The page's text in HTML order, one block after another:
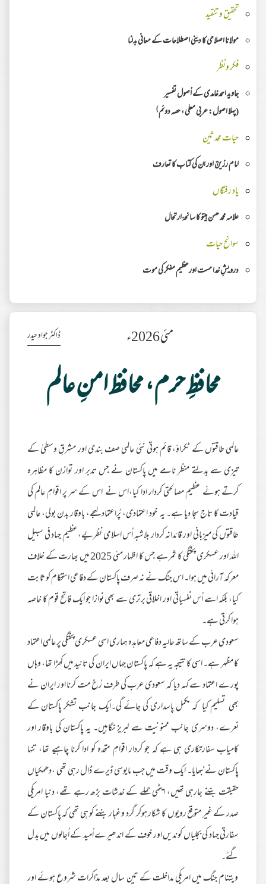
تحقیق وتنقید
مولانا اصلاحی کا دینی اصطلاحات کے معانی بدلنا
فکر ونظر
جاوید احمدغامدی کے اُصول تفسیر
(پہلا اصول: عربی معلی ، حصہ دوئم)
حیات محدثین
امام رزینؒ اور ان کی کتاب کا تعارف
یاد رفتگاں
علامہ محمد حسن ہیتو کا سانحۂ ارتحال
سوانح حیات
درویشِ خدا مست اورعظیم مفکر کی موت
مئی 2026ء ڈاکٹر جواد حیدر
محافظِ حرم، محافظ امنِ عالم
عالمی طاقتوں کے ٹکراؤ، قائم ہوتی نئی عالمی صف بندی اور مشرقِ وسطیٰ کے
تیزی سے بدلتے منظر نامے میں پاکستان نے جس تدبر اور توازن کا مظاہرہ
کرتے ہوئے عظیم مصالحتی کردار ادا کیا،اس نے اس کے سر پر اقوامِ عالم کی
قیادت کا تاج سجا دیا ہے۔ یہ خود اعتمادی، پُراعتماد لہجے، باوقار بدن بولی، عالمی
طاقتوں کی میزبانی اور قائدانہ کردار بلاشبہ اُس اسلامی نظریے،عظیم جہاد فی سبیل
اللہ اور عسکری پختگی کا ثمر ہے جس کا اظہار مئی 2025 میں بھارت کے خلاف
معرکہ آرائی میں ہوا۔ اس جنگ نے نہ صرف پاکستان کے دفاعی استحکام کو ثابت
کیا، بلکہ اسے اُس نفسیاتی اور اخلاقی برتری سے بھی نوازا جو ایک فاتح قوم کا خاصہ
ہوا کرتی ہے۔
سعودی عرب کے ساتھ حالیہ دفاعی معاہدہ ہماری اسی عسکری پختگی پر عالمی اعتماد
کا مظہر ہے۔ اسی کا نتیجہ یہ ہے کہ پاکستان جہاں ایران کی تائید میں کھڑا تھا، وہاں
پورے اعتماد سے کہہ دیا کہ سعودی عرب کی طرف رُخ مت کرنا اور ایران نے
بھی تسلیم کیا کہ مکمل پاسداری کی جائے گی۔ایک جانب تشکر پاکستان کے
نعرے، دوسری جانب ممنونیت سے لبریز نگاہیں۔ یہ پاکستان کی باوقار اور
کامیاب سفارتکاری ہی ہے کہ جو کردار اقوامِ متحدہ کو ادا کرنا چاہیے تھا، تنہا
پاکستان نے نبھایا۔ ایک وقت میں جب مایوسی ڈیرے ڈال رہی تھی ،دھمکیاں
حقیقت بننے جارہی تھیں، ایٹمی حملے کے خدشات بڑھ رہے تھے، دنیا امریکی
صدر کے غیر متوقع رویوں کا شکار ہوکر گرد وغبار بننے کو ہی تھی کہ پاکستان کے
سفارتی جہاد کی بجلیاں کوندیں اور خوف کے اندھیرے اُمید کے اُجالوں میں بدل
گئے۔
ویتنام جنگ میں امریکی مداخلت کے تین سال بعد مذاکرات شروع ہوئے اور